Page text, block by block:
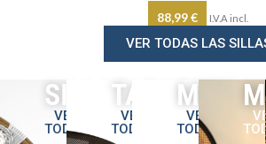
88,99€ I.V.A incl.
VER TODAS LAS
SILLAS
VER
TODAS
TABURETES
VER
TODOS
MESAS
VER
TODAS